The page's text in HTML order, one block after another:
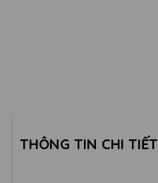
THÔNG TIN CHI TIẾT